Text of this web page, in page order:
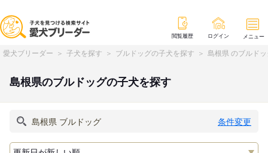
閲覧履歴 ログイン メニュー
愛犬ブリーダー 子犬を探す ブルドッグの子犬を探す 島根県 のブルド
島根県のブルドッグの子犬を探す
条件変更